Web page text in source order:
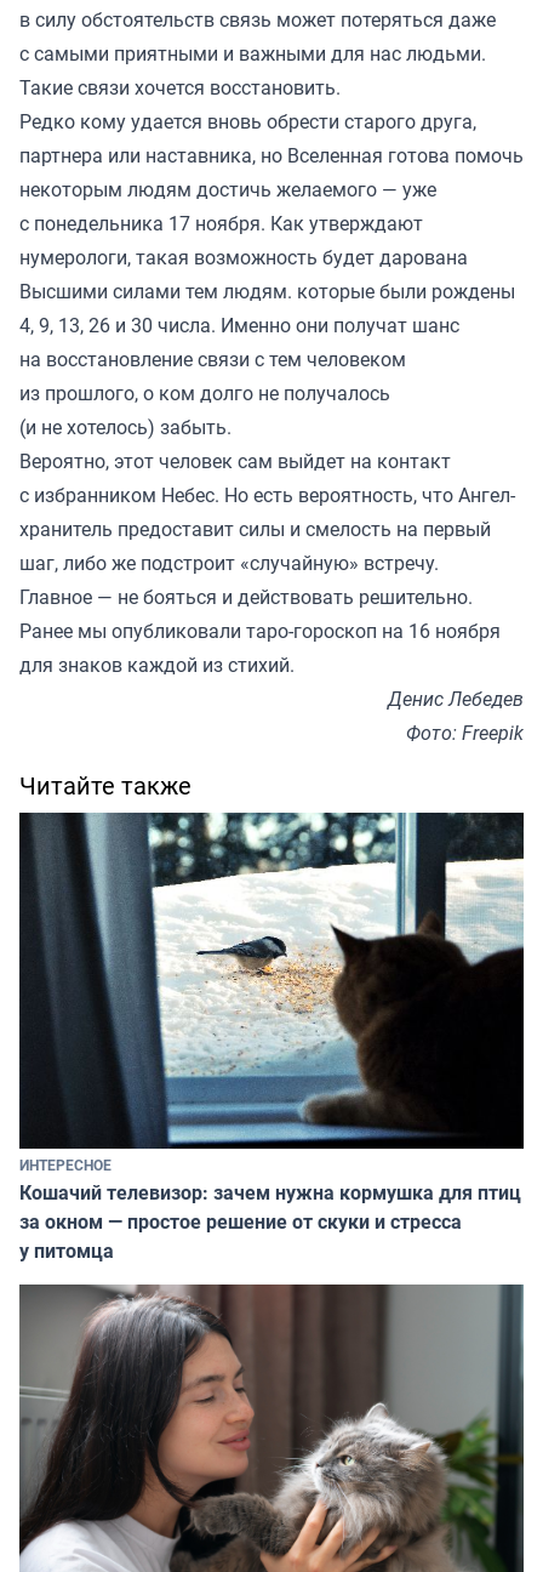
в силу обстоятельств связь может потеряться даже
с самыми приятными и важными для нас людьми.
Такие связи хочется восстановить.
Редко кому удается вновь обрести старого друга,
партнера или наставника, но Вселенная готова помочь
некоторым людям достичь желаемого — уже
с понедельника 17 ноября. Как утверждают
нумерологи, такая возможность будет дарована
Высшими силами тем людям. которые были рождены
4, 9, 13, 26 и 30 числа. Именно они получат шанс
на восстановление связи с тем человеком
из прошлого, о ком долго не получалось
(и не хотелось) забыть.
Вероятно, этот человек сам выйдет на контакт
с избранником Небес. Но есть вероятность, что Ангел-
хранитель предоставит силы и смелость на первый
шаг, либо же подстроит «случайную» встречу.
Главное — не бояться и действовать решительно.
Ранее мы опубликовали таро-гороскоп на 16 ноября
для знаков каждой из стихий.
Денис Лебедев
Фото: Freepik
Читайте также
ИНТЕРЕСНОЕ
Кошачий телевизор: зачем нужна кормушка для птиц
за окном — простое решение от скуки и стресса
у питомца